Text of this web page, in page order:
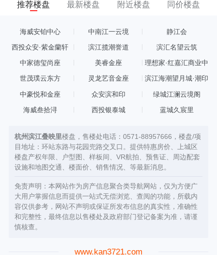
推荐楼盘 最新楼盘 附近楼盘 同价楼盘
海威安铂中心 中南江一云境 静江会
西投众安·紫金蘭轩 滨江揽潮誉道 滨汇名望云筑
中家德玺尚座 美睿金座
理想家·红嘉汇商业中
世茂璞云东方 灵龙艺音金座 滨江海潮望月城·潮印
中豪悦和金座 众安滨和印 绿城江澜云境阁
海威叁拾浔 西投银泰城 蓝城久宸里
杭州滨江叠映里楼盘，售楼处电话：0571-88957666，楼盘/项
目地址：环站东路与花园兜路交叉口。提供特惠房价、上城区
楼盘产权年限、户型图、样板间、VR航拍、预售证、周边配套
设施和地图交通、楼面价、销售情况、等最新消息。
免责声明：本网站作为房产信息聚合类导航网站，仅为方便广
大用户掌握信息而提供一站式无偿浏览、查阅的功能，所载内
容仅供参考，网站不声明或保证所发布信息的真实性，准确性
和完整性，最终信息以售楼处及政府部门登记备案为准，请谨
慎核查。
www.kan3721.com